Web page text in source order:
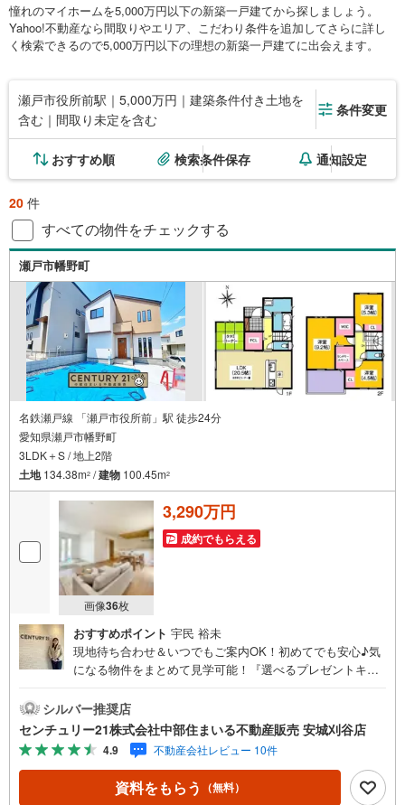
憧れのマイホームを5,000万円以下の新築一戸建てから探しましょう。
Yahoo!不動産なら間取りやエリア、こだわり条件を追加してさらに詳し
く検索できるので5,000万円以下の理想の新築一戸建てに出会えます。
瀬戸市役所前駅｜5,000万円｜建築条件付き土地を
含む｜間取り未定を含む
条件変更
おすすめ順 検索条件保存 通知設定
20 件
すべての物件をチェックする
瀬戸市幡野町
名鉄瀬戸線 「瀬戸市役所前」駅 徒歩24分
愛知県瀬戸市幡野町
3LDK＋S / 地上2階
土地134.38m2 /建物 100.45m2
画像36枚
3,290万円
成約でもらえる
おすすめポイント 宇民 裕未
現地待ち合わせ＆いつでもご案内OK！初めてでも安心♪気
になる物件をまとめて見学可能！『選べるプレゼントキャ
住まいる不動産販売の強み西三河エリア（豊田・岡崎・安
城・刈谷など）を中心に営業しています！地域密着で多数
の物件を取り扱っておりますので条件に合う物件をまとめ
てご案内できます。センチュリー21加盟店独自のネットワ
ークにより、当社のみでの取扱物件もございます。また、
当社ではお家の売却やリフォームなどもご相談可能です！
シルバー推奨店
センチュリー21株式会社中部住まいる不動産販売 安城刈谷店
4.9 不動産会社レビュー 10件
資料をもらう （無料）